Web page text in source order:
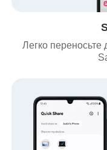
Легко переносьте